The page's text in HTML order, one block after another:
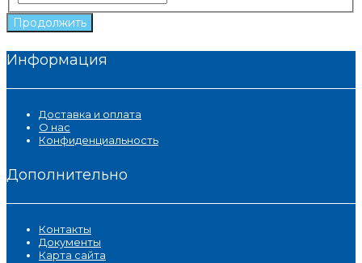
Продолжить
Информация
Доставка и оплата
О нас
Конфиденциальность
Дополнительно
Контакты
Документы
Карта сайта